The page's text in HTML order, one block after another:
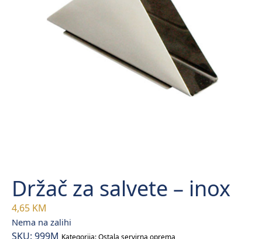
Držač za salvete – inox
4,65 KM
Nema na zalihi
SKU: 999M